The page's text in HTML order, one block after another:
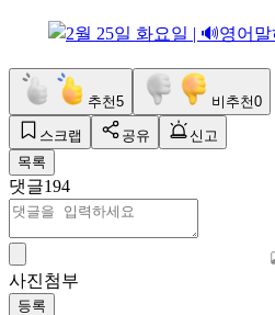
추천5 비추천0
스크랩 공유
신고
목록
댓글194
사진첨부
등록